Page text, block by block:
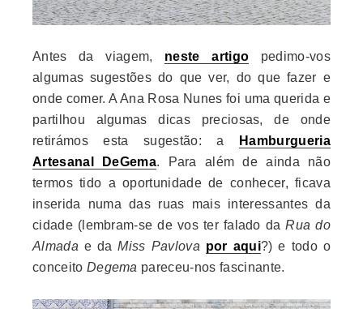
Antes da viagem, neste artigo pedimo-vos
algumas sugestões do que ver, do que fazer e
onde comer. A Ana Rosa Nunes foi uma querida e
partilhou algumas dicas preciosas, de onde
retirámos esta sugestão: a
Hamburgueria
Artesanal DeGema. Para além de ainda não
termos tido a oportunidade de conhecer, ficava
inserida numa das ruas mais interessantes da
cidade (lembram-se de vos ter falado daRua do
Almada e daMiss Pavlova por aqui?) e todo o
conceito Degema pareceu-nos fascinante.